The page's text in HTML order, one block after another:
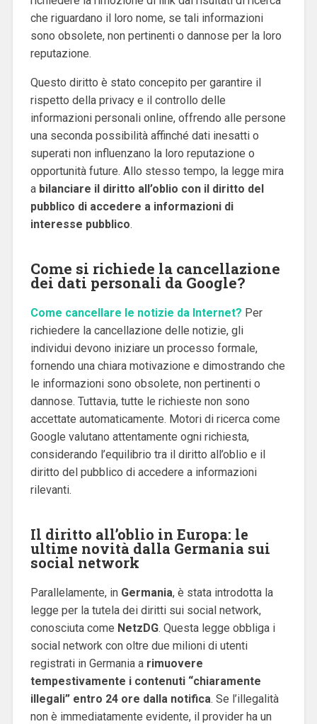
che riguardano il loro nome, se tali informazioni
sono obsolete, non pertinenti o dannose per la loro
reputazione.
Questo diritto è stato concepito per garantire il
rispetto della privacy e il controllo delle
informazioni personali online, offrendo alle persone
una seconda possibilità affinché dati inesatti o
superati non influenzano la loro reputazione o
opportunità future. Allo stesso tempo, la legge mira
a bilanciare il diritto all’oblio con il diritto del
pubblico di accedere a informazioni di
interesse pubblico.
Come si richiede la cancellazione
dei dati personali da Google?
Come cancellare le notizie da Internet? Per
richiedere la cancellazione delle notizie, gli
individui devono iniziare un processo formale,
fornendo una chiara motivazione e dimostrando che
le informazioni sono obsolete, non pertinenti o
dannose. Tuttavia, tutte le richieste non sono
accettate automaticamente. Motori di ricerca come
Google valutano attentamente ogni richiesta,
considerando l’equilibrio tra il diritto all’oblio e il
diritto del pubblico di accedere a informazioni
rilevanti.
Il diritto all’oblio in Europa: le
ultime novità dalla Germania sui
social network
Parallelamente, in Germania, è stata introdotta la
legge per la tutela dei diritti sui social network,
conosciuta come NetzDG. Questa legge obbliga i
social network con oltre due milioni di utenti
registrati in Germania a rimuovere
tempestivamente i contenuti “chiaramente
illegali” entro 24 ore dalla notifica. Se l’illegalità
non è immediatamente evidente, il provider ha un